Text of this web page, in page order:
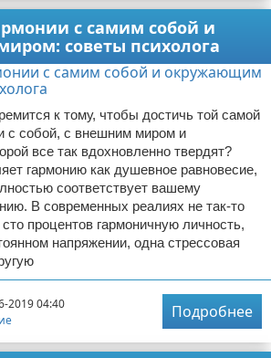
с самим собой и
советы психолога
к тому, чтобы достичь той самой
с собой, с внешним миром и
все так вдохновленно твердят?
гармонию как душевное равновесие,
соответствует вашему
В современных реалиях не так-то
сто процентов гармоничную личность,
напряжении, одна стрессовая
2019 04:40
Подробнее